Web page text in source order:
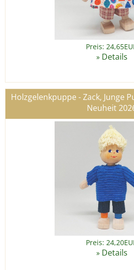
Preis:
» Details
Holzgelenkpuppe - Zack, Junge
Neuheit
Preis:
» Details